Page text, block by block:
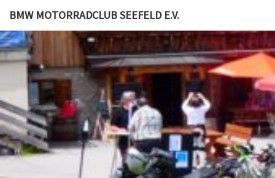
BMW MOTORRADCLUB SEEFELD E.V.